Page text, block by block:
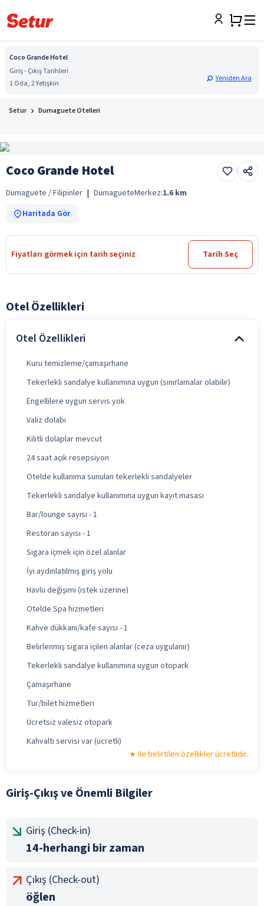
Coco Grande Hotel
Giriş - Çıkış Tarihleri
1 Oda, 2 Yetişkin
Yeniden Ara
Setur Dumaguete Otelleri
Coco Grande Hotel
Dumaguete / Filipinler | DumagueteMerkez:1.6 km
Haritada Gör
Fiyatları görmek için tarih seçiniz Tarih Seç
Otel Özellikleri
Otel Özellikleri
Kuru temizleme/çamaşırhane
Tekerlekli sandalye kullanımına uygun (sınırlamalar olabilir)
Engellilere uygun servis yok
Valiz dolabı
Kilitli dolaplar mevcut
24 saat açık resepsiyon
Otelde kullanıma sunulan tekerlekli sandalyeler
Tekerlekli sandalye kullanımına uygun kayıt masası
Bar/lounge sayısı - 1
Restoran sayısı - 1
Sigara içmek için özel alanlar
İyi aydınlatılmış giriş yolu
Havlu değişimi (istek üzerine)
Otelde Spa hizmetleri
Kahve dükkanı/kafe sayısı - 1
Belirlenmiş sigara içilen alanlar (ceza uygulanır)
Tekerlekli sandalye kullanımına uygun otopark
Çamaşırhane
Tur/bilet hizmetleri
Ücretsiz valesiz otopark
Kahvaltı servisi var (ücretli)
ile belirtilen özellikler ücretlidir.
Giriş-Çıkış ve Önemli Bilgiler
Giriş (Check-in)
14-herhangi bir zaman
Çıkış (Check-out)
öğlen